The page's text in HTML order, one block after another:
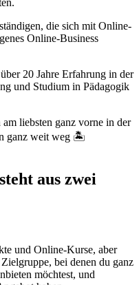
die sich mit Online-
Online-Business
20 Jahre Erfahrung in der
und Studium in Pädagogik
liebsten ganz vorne in der
ganz weit weg 🏝️
aus zwei
und Online-Kurse, aber
bei denen du ganz
möchtest, und